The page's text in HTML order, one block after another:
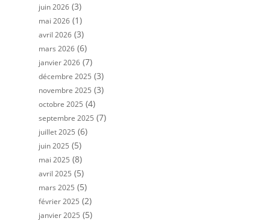
juin 2026 (3)
mai 2026 (1)
avril 2026 (3)
mars 2026 (6)
janvier 2026 (7)
décembre 2025 (3)
novembre 2025 (3)
octobre 2025 (4)
septembre 2025 (7)
juillet 2025 (6)
juin 2025 (5)
mai 2025 (8)
avril 2025 (5)
mars 2025 (5)
février 2025 (2)
janvier 2025 (5)